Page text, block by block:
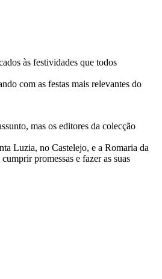
às festividades que todos
com as festas mais relevantes do
mas os editores da colecção
Luzia, no Castelejo, e a Romaria da
promessas e fazer as suas